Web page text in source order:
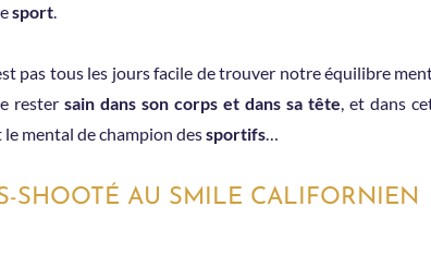
sport.
pas tous les jours facile de trouver notre équilibre
restersain dans son corps et dans sa tête, et dans
le mental de champion dessportifs…
SHOOTÉ AU SMILE CALIFORNIEN